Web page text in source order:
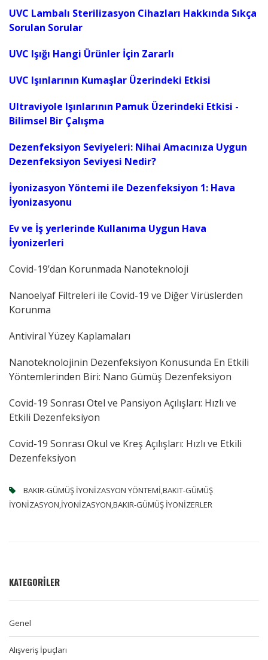
UVC Lambalı Sterilizasyon Cihazları Hakkında Sıkça
Sorulan Sorular
UVC Işığı Hangi Ürünler İçin Zararlı
UVC Işınlarının Kumaşlar Üzerindeki Etkisi
Ultraviyole Işınlarının Pamuk Üzerindeki Etkisi -
Bilimsel Bir Çalışma
Dezenfeksiyon Seviyeleri: Nihai Amacınıza Uygun
Dezenfeksiyon Seviyesi Nedir?
İyonizasyon Yöntemi ile Dezenfeksiyon 1: Hava
İyonizasyonu
Ev ve İş yerlerinde Kullanıma Uygun Hava
İyonizerleri
Covid-19’dan Korunmada Nanoteknoloji
Nanoelyaf Filtreleri ile Covid-19 ve Diğer Virüslerden
Korunma
Antiviral Yüzey Kaplamaları
Nanoteknolojinin Dezenfeksiyon Konusunda En Etkili
Yöntemlerinden Biri: Nano Gümüş Dezenfeksiyon
Covid-19 Sonrası Otel ve Pansiyon Açılışları: Hızlı ve
Etkili Dezenfeksiyon
Covid-19 Sonrası Okul ve Kreş Açılışları: Hızlı ve Etkili
Dezenfeksiyon
BAKIR-GÜMÜŞ IYONIZASYON YÖNTEMI,BAKIT-GÜMÜŞ
IYONIZASYON,IYONIZASYON,BAKIR-GÜMÜŞ IYONIZERLER
KATEGORILER
Genel
Alışveriş İpuçları